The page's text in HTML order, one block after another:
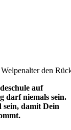
den
auf
darf niemals sein.
damit Dein